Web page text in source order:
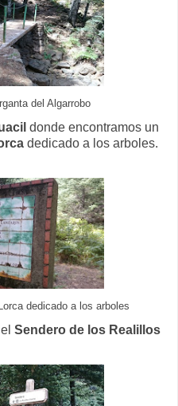
del Algarrobo
donde encontramos un
dedicado a los arboles.
dedicado a los arboles
Sendero de los Realillos